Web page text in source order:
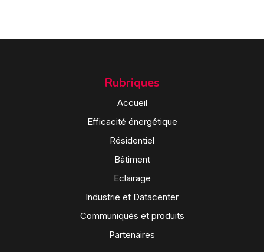
Rubriques
Accueil
Efficacité énergétique
Résidentiel
Bâtiment
Eclairage
Industrie et Datacenter
Communiqués et produits
Partenaires